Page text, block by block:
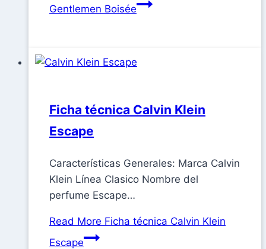
Gentlemen Boisée
Ficha técnica Calvin Klein
Escape
Características Generales: Marca Calvin
Klein Línea Clasico Nombre del
perfume Escape…
Read More Ficha técnica Calvin Klein
Escape